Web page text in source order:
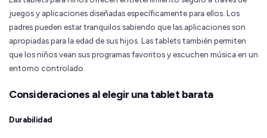
juegos y aplicaciones diseñadas específicamente para ellos. Los
padres pueden estar tranquilos sabiendo que las aplicaciones son
apropiadas para la edad de sus hijos. Las tablets también permiten
que los niños vean sus programas favoritos y escuchen música en un
entorno controlado.
Consideraciones al elegir una tablet barata
Durabilidad